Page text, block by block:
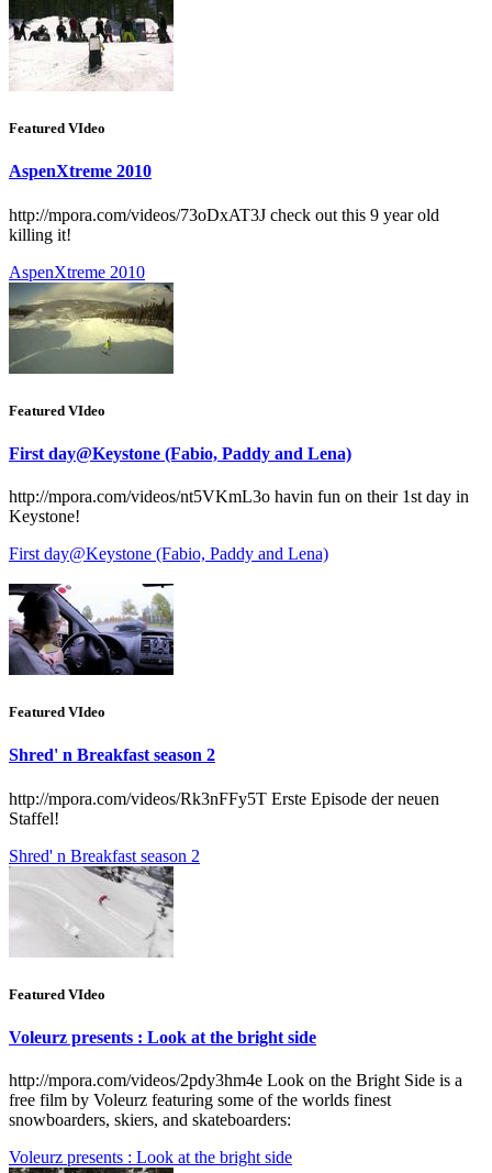
Featured VIdeo
AspenXtreme 2010
http://mpora.com/videos/73oDxAT3J check out this 9 year old
killing it!
AspenXtreme 2010
Featured VIdeo
First day@Keystone (Fabio, Paddy and Lena)
http://mpora.com/videos/nt5VKmL3o havin fun on their 1st day in
Keystone!
First day@Keystone (Fabio, Paddy and Lena)
Featured VIdeo
Shred' n Breakfast season 2
http://mpora.com/videos/Rk3nFFy5T Erste Episode der neuen
Staffel!
Shred' n Breakfast season 2
Featured VIdeo
Voleurz presents : Look at the bright side
http://mpora.com/videos/2pdy3hm4e Look on the Bright Side is a
free film by Voleurz featuring some of the worlds finest
snowboarders, skiers, and skateboarders:
Voleurz presents : Look at the bright side